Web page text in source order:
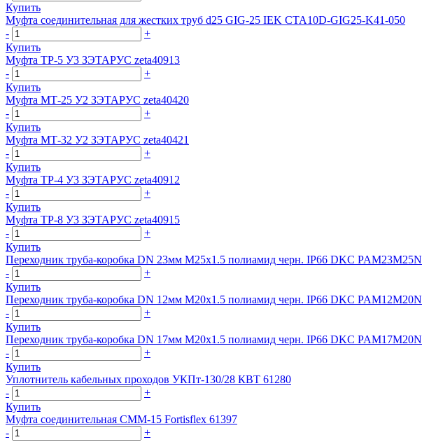
Купить
Муфта соединительная для жестких труб d25 GIG-25 IEK CTA10D-GIG25-K41-050
-
+
Купить
Муфта ТР-5 У3 ЗЭТАРУС zeta40913
-
+
Купить
Муфта МТ-25 У2 ЗЭТАРУС zeta40420
-
+
Купить
Муфта МТ-32 У2 ЗЭТАРУС zeta40421
-
+
Купить
Муфта ТР-4 У3 ЗЭТАРУС zeta40912
-
+
Купить
Муфта ТР-8 У3 ЗЭТАРУС zeta40915
-
+
Купить
Переходник труба-коробка DN 23мм М25х1.5 полиамид черн. IP66 DKC PAM23M25N
-
+
Купить
Переходник труба-коробка DN 12мм М20х1.5 полиамид черн. IP66 DKC PAM12M20N
-
+
Купить
Переходник труба-коробка DN 17мм М20х1.5 полиамид черн. IP66 DKC PAM17M20N
-
+
Купить
Уплотнитель кабельных проходов УКПт-130/28 КВТ 61280
-
+
Купить
Муфта соединительная СММ-15 Fortisflex 61397
-
+